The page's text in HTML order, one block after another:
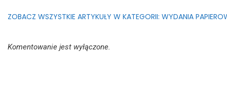
ZOBACZ WSZYSTKIE ARTYKUŁY W KATEGORII: WYDANIA
Komentowanie jest wyłączone.